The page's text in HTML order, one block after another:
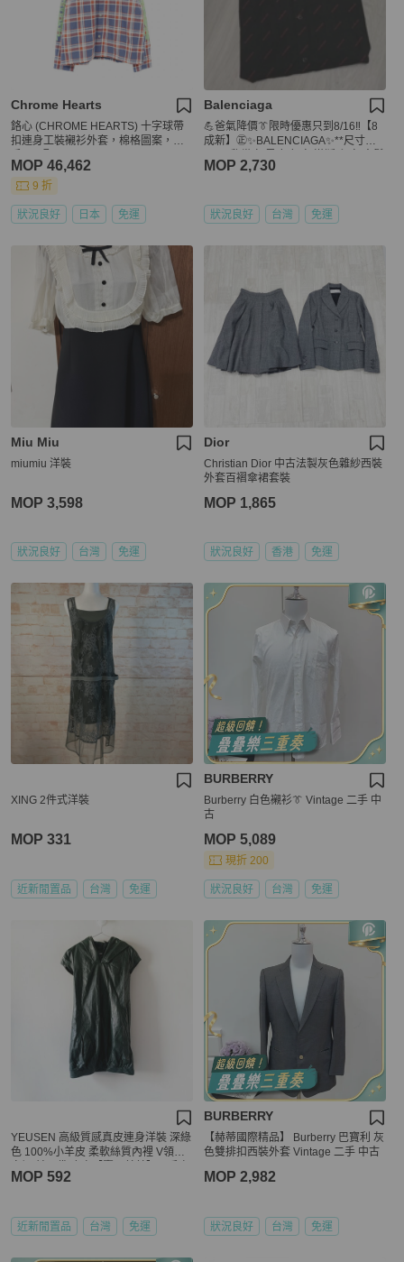
Chrome Hearts
鉻心 (CHROME HEARTS) 十字球帶
扣連身工裝襯衫外套，棉格圖案，二
MOP 46,462
9 折
狀況良好 日本 免運
Balenciaga
💪爸氣降價👔限時優惠只到8/16‼️【8
成新】㊣✨BALENCIAGA✨**尺寸：4
型 長袖襯衫/二手衣/二手精品/保證正
MOP 2,730
狀況良好 台灣 免運
Miu Miu
miumiu 洋裝
MOP 3,598
狀況良好 台灣 免運
Dior
Christian Dior 中古法製灰色雜紗西裝
外套百褶傘裙套裝
MOP 1,865
狀況良好 香港 免運
XING 2件式洋裝
MOP 331
近新閒置品 台灣 免運
BURBERRY
Burberry 白色襯衫👔 Vintage 二手 中
古
MOP 5,089
現折 200
狀況良好 台灣 免運
YEUSEN 高級質感真皮連身洋裝 深綠
色 100%小羊皮 柔軟絲質內裡 V領連
MOP 592
近新閒置品 台灣 免運
BURBERRY
【赫蒂國際精品】 Burberry 巴寶利 灰
色雙排扣西裝外套 Vintage 二手 中古
MOP 2,982
狀況良好 台灣 免運